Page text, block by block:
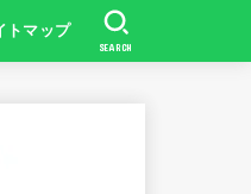
トマップ
SEARCH